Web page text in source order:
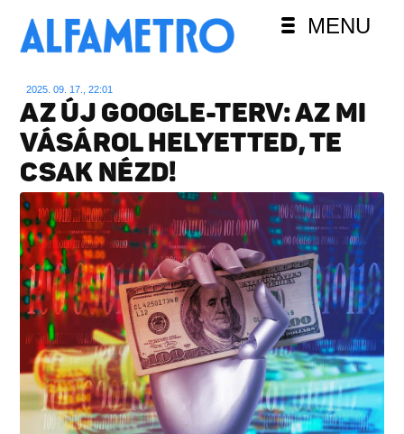
MENU
2025. 09. 17., 22:01
AZ ÚJ GOOGLE-TERV: AZ MI
VÁSÁROL HELYETTED, TE
CSAK NÉZD!